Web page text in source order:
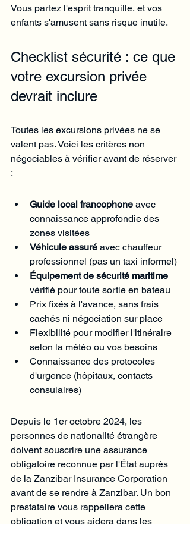
Vous partez l'esprit tranquille, et vos
enfants s'amusent sans risque inutile.
Checklist sécurité : ce que
votre excursion privée
devrait inclure
Toutes les excursions privées ne se
valent pas. Voici les critères non
négociables à vérifier avant de réserver
:
Guide local francophone avec
connaissance approfondie des
zones visitées
Véhicule assuré avec chauffeur
professionnel (pas un taxi informel)
Équipement de sécurité maritime
vérifié pour toute sortie en bateau
Prix fixés à l'avance, sans frais
cachés ni négociation sur place
Flexibilité pour modifier l'itinéraire
selon la météo ou vos besoins
Connaissance des protocoles
d'urgence (hôpitaux, contacts
consulaires)
Depuis le 1er octobre 2024, les
personnes de nationalité étrangère
doivent souscrire une assurance
obligatoire reconnue par l'État auprès
de la Zanzibar Insurance Corporation
avant de se rendre à Zanzibar. Un bon
prestataire vous rappellera cette
obligation et vous aidera dans les